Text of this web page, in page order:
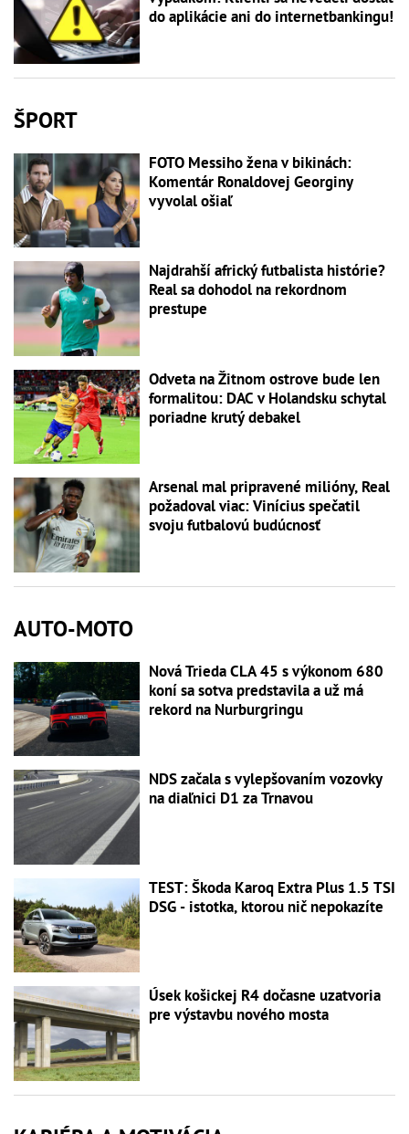
do aplikácie ani do internetbankingu!
ŠPORT
FOTO Messiho žena v bikinách:
Komentár Ronaldovej Georginy
vyvolal ošiaľ
Najdrahší africký futbalista histórie?
Real sa dohodol na rekordnom
prestupe
Odveta na Žitnom ostrove bude len
formalitou: DAC v Holandsku schytal
poriadne krutý debakel
Arsenal mal pripravené milióny, Real
požadoval viac: Vinícius spečatil
svoju futbalovú budúcnosť
AUTO-MOTO
Nová Trieda CLA 45 s výkonom 680
koní sa sotva predstavila a už má
rekord na Nurburgringu
NDS začala s vylepšovaním vozovky
na diaľnici D1 za Trnavou
TEST: Škoda Karoq Extra Plus 1.5 TSI
DSG - istotka, ktorou nič nepokazíte
Úsek košickej R4 dočasne uzatvoria
pre výstavbu nového mosta